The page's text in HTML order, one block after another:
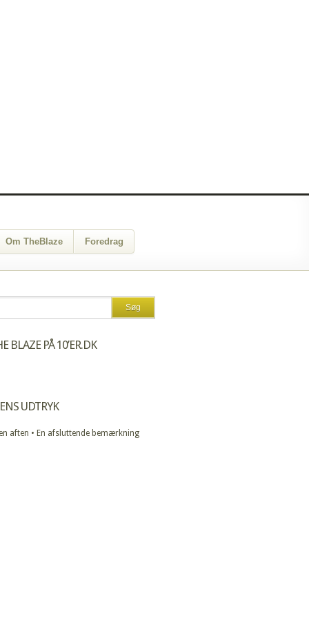
Om TheBlaze Foredrag
BLAZE PÅ 10’ER.DK
UDTRYK
aften • En afsluttende bemærkning